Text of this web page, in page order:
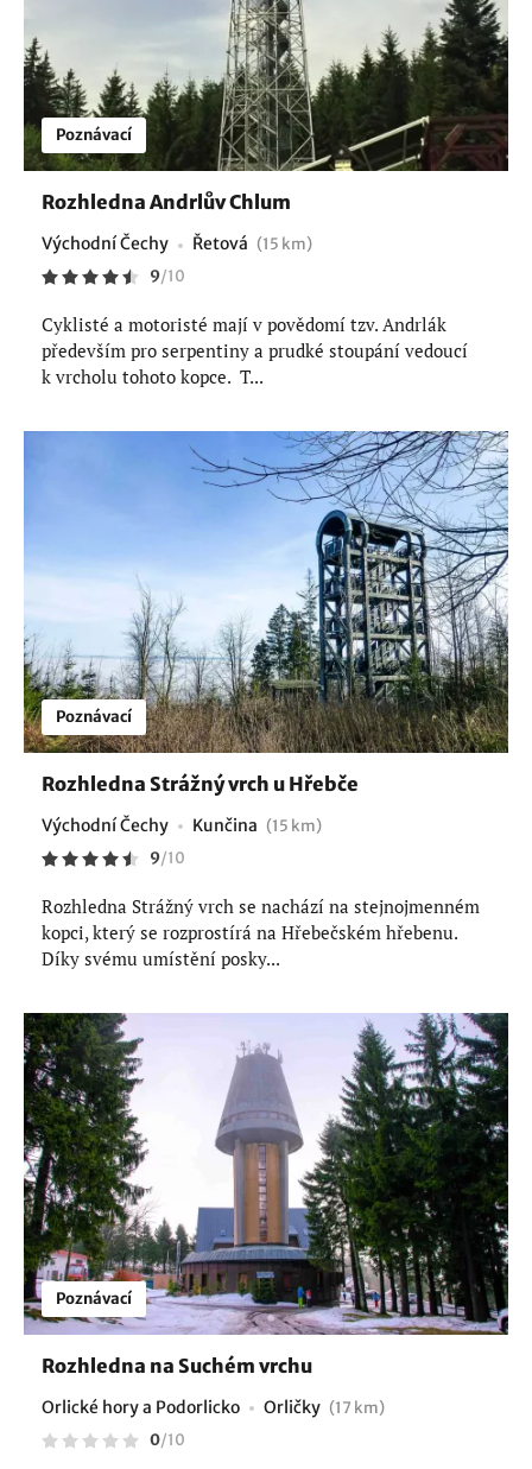
Poznávací
Rozhledna Andrlův Chlum
Východní Čechy Řetová (15 km)
9/10
Cyklisté a motoristé mají v povědomí tzv. Andrlák
především pro serpentiny a prudké stoupání vedoucí
k vrcholu tohoto kopce. T...
Poznávací
Rozhledna Strážný vrch u Hřebče
Východní Čechy Kunčina (15 km)
9/10
Rozhledna Strážný vrch se nachází na stejnojmenném
kopci, který se rozprostírá na Hřebečském hřebenu.
Díky svému umístění posky...
Poznávací
Rozhledna na Suchém vrchu
Orlické hory a Podorlicko Orličky (17 km)
0/10